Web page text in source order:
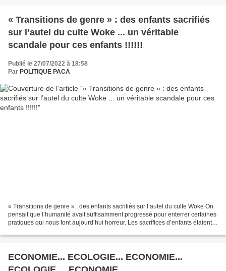
« Transitions de genre » : des enfants sacrifiés
sur l’autel du culte Woke ... un véritable
scandale pour ces enfants !!!!!!
Publié le 27/07/2022 à 18:58
Par POLITIQUE PACA
« Transitions de genre » : des enfants sacrifiés sur l’autel du culte Woke On
pensait que l’humanité avait suffisamment progressé pour enterrer certaines
pratiques qui nous font aujourd’hui horreur. Les sacrifices d’enfants étaient
ECONOMIE... ECOLOGIE... ECONOMIE...